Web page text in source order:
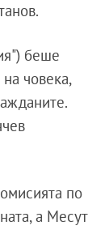
беше
човека,
по
а Месут